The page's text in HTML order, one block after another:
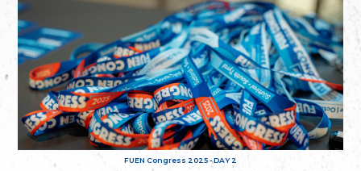
FUEN Congress 2025 - DAY 2